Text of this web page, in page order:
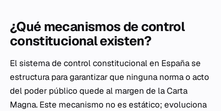
¿Qué mecanismos de control
constitucional existen?
El sistema de control constitucional en España se
estructura para garantizar que ninguna norma o acto
del poder público quede al margen de la Carta
Magna. Este mecanismo no es estático; evoluciona